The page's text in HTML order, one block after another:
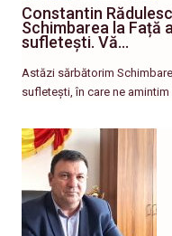
Constantin
Schimbarea la Față
sufletești. Vă…
Astăzi sărbătorim
sufletești, în care ne